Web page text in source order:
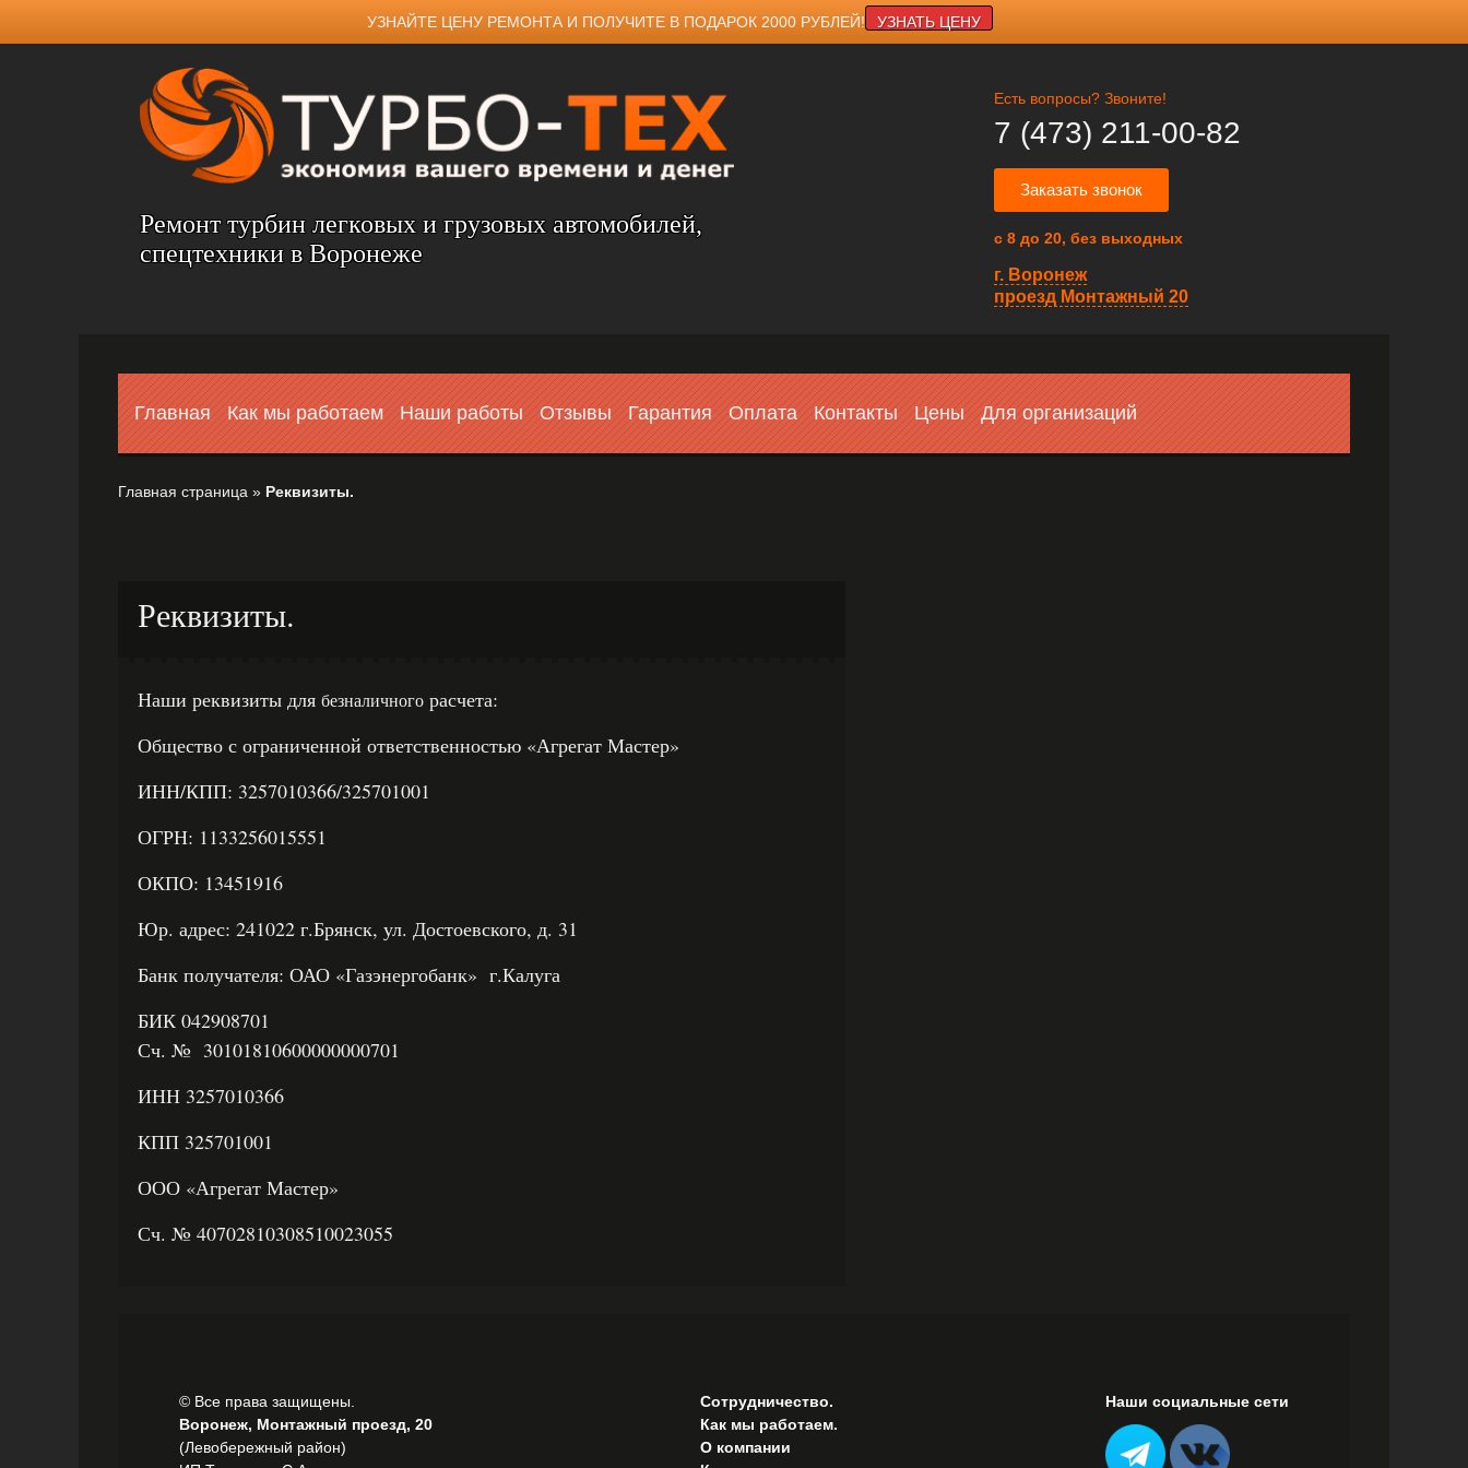
УЗНАЙТЕ ЦЕНУ РЕМОНТА И ПОЛУЧИТЕ В ПОДАРОК 2000 РУБЛЕЙ! УЗНАТЬ ЦЕНУ
Ремонт турбин легковых и грузовых автомобилей,
спецтехники в Воронеже
Есть вопросы? Звоните!
7 (473) 211-00-82
Заказать звонок
с 8 до 20, без выходных
г. Воронеж
проезд Монтажный 20
Главная Как мы работаем Наши работы Отзывы Гарантия Оплата Контакты Цены Для организаций
Главная страница » Реквизиты.
Реквизиты.
Наши реквизиты для безналичногорасчета:
Общество с ограниченной ответственностью «Агрегат Мастер»
ИНН/КПП: 3257010366/325701001
ОГРН: 1133256015551
ОКПО: 13451916
Юр. адрес: 241022 г.Брянск, ул. Достоевского, д. 31
Банк получателя: ОАО «Газэнергобанк» г.Калуга
БИК 042908701
Сч. № 30101810600000000701
ИНН 3257010366
КПП 325701001
ООО «Агрегат Мастер»
Сч. № 40702810308510023055
© Все права защищены.
Воронеж, Монтажный проезд, 20
(Левобережный район)
Сотрудничество.
Как мы работаем.
О компании
Наши социальные сети